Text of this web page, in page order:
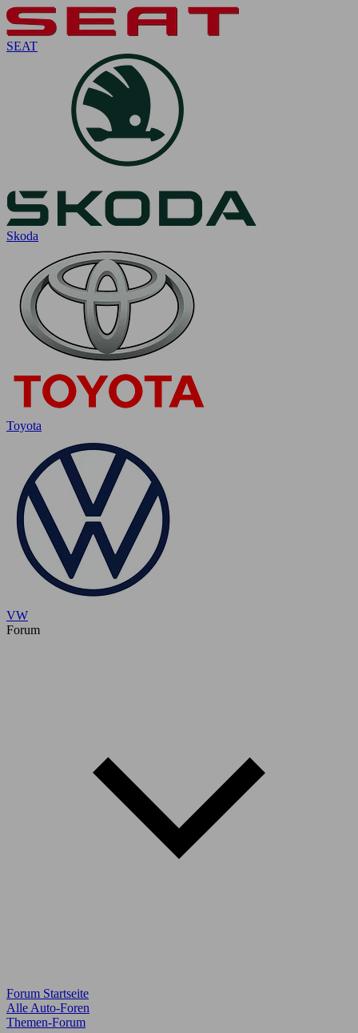
SEAT
Skoda
Toyota
VW
Forum
Forum Startseite
Alle Auto-Foren
Themen-Forum